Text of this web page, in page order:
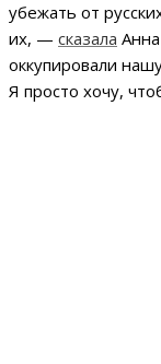
убежать от
их, — сказала
оккупировали
Я просто хочу,